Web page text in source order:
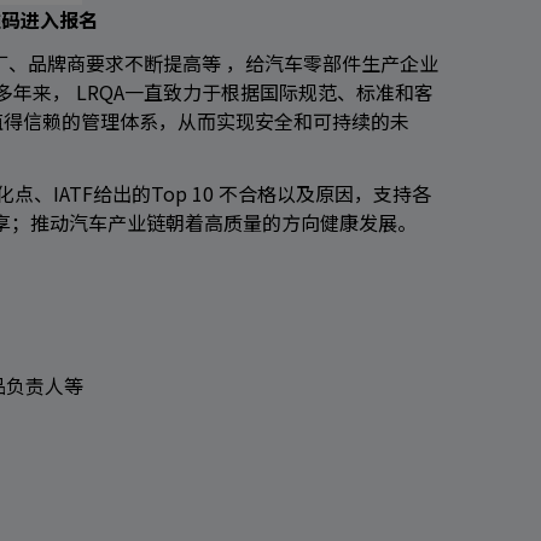
进入报名
品牌商要求不断提高等， 给汽车零部件生产企业
来， LRQA一直致力于根据国际规范、标准和客
信赖的管理体系，从而实现安全和可持续的未
点、IATF给出的Top 10 不合格以及原因， 支持各
；推动汽车产业链朝着高质量的方向健康发展。
责人等